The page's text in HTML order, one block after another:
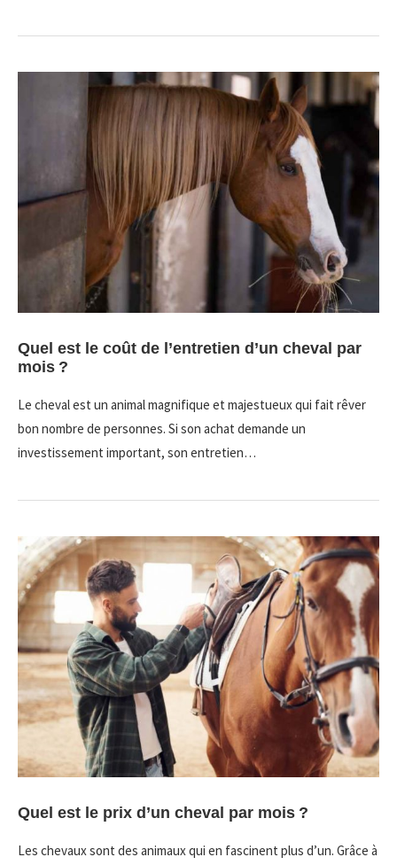
Quel est le coût de l’entretien d’un cheval par
mois ?
Le cheval est un animal magnifique et majestueux qui fait rêver
bon nombre de personnes. Si son achat demande un
investissement important, son entretien…
Quel est le prix d’un cheval par mois ?
Les chevaux sont des animaux qui en fascinent plus d’un. Grâce à